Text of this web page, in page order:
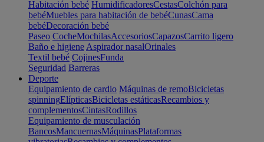
Habitación bebé HumidificadoresCestasColchón para
bebéMuebles para habitación de bebéCunasCama
bebéDecoración bebé
Paseo CocheMochilasAccesoriosCapazosCarrito ligero
Baño e higiene Aspirador nasalOrinales
Textil bebé CojinesFunda
Seguridad Barreras
Deporte
Equipamiento de cardio Máquinas de remoBicicletas
spinningElípticasBicicletas estáticasRecambios y
complementosCintasRodillos
Equipamiento de musculación
BancosMancuernasMáquinasPlataformas